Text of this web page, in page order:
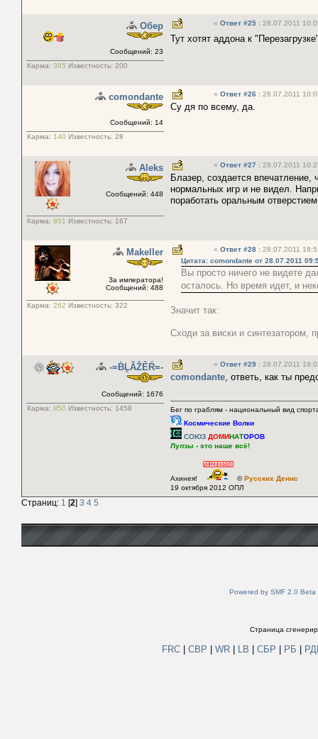
Обер
Сообщений: 23
Карма: 395 Известность: 200
« Ответ #25 : 28.07.2011
Тут хотят аддона к
comondante
Сообщений: 14
Карма: 140 Известность: 28
« Ответ #26 : 28.07.2011
Су дя по всему, да.
Aleks
Сообщений: 448
Карма: 801 Известность: 167
« Ответ #27 : 28.07.2011
Блазер, создается
нормальных игр и не видел.
поработать оральным
Makeller
За императора!
Сообщений: 488
Карма: 262 Известность: 322
« Ответ #28 : 28.07.2011
Цитата: comondante от 28.07.2011
Вы просто ничего не видете
осталось. Но время идет, и
Значит так:
Сходи за виски и синтезатором,
-=ḂḼÃŽÊŔ=-
Сообщений: 1676
Карма: 850 Известность: 1458
« Ответ #29 : 28.07.2011
comondante, ответь, как ты
Бег по граблям - национальный вид
Космические Волки
СОЮЗ ДОМИНАТОРОВ
Лулзы - это наше всё!
Ахинея! ©Русских Денис
19 октября 2012 ОПЛ
Страниц: 1 [2] 3 4 5
Powered by SMF 2.0 Beta
Страница
FRC СВР WR LB СБР РБ